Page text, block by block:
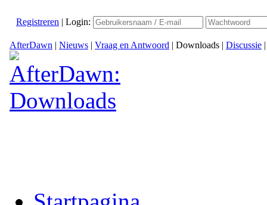
Registreren | Login:
AfterDawn | Nieuws | Vraag en Antwoord | Downloads | Discussie